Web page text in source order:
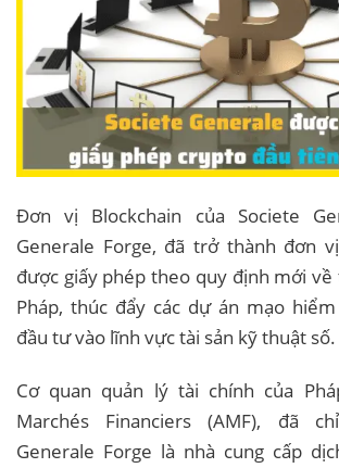
Đơn vị Blockchain của Societe
Generale Forge, đã trở thành đơn
được giấy phép theo quy định mới
Pháp, thúc đẩy các dự án mạo
đầu tư vào lĩnh vực tài sản kỹ thuật số.
Cơ quan quản lý tài chính của
Marchés Financiers (AMF), đã
Generale Forge là nhà cung cấp